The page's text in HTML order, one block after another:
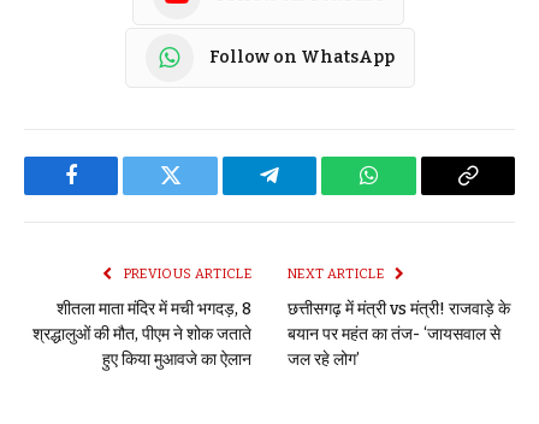
Follow on WhatsApp
Facebook Twitter Telegram WhatsApp Copy
PREVIOUS ARTICLE
शीतला माता मंदिर में मची भगदड़, 8
श्रद्धालुओं की मौत, पीएम ने शोक जताते
हुए किया मुआवजे का ऐलान
NEXT ARTICLE
छत्तीसगढ़ में मंत्री vs मंत्री! राजवाड़े के
बयान पर महंत का तंज- ‘जायसवाल से
जल रहे लोग’